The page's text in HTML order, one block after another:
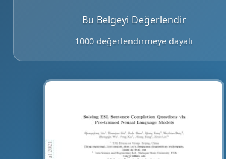
Bu Belgeyi Değerlendir
1000 değerlendirmeye dayalı